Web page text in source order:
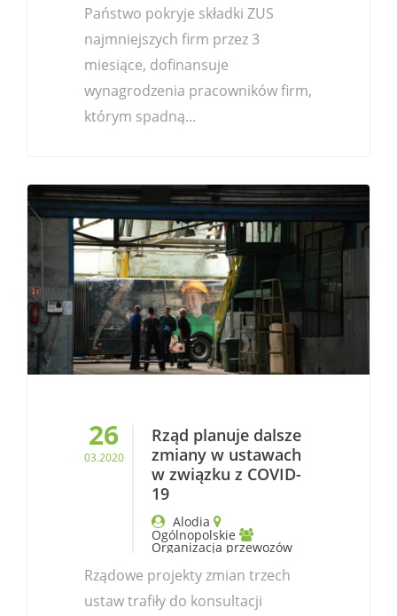
Państwo pokryje składki ZUS
najmniejszych firm przez 3
miesiące, dofinansuje
wynagrodzenia pracowników firm,
którym spadną...
26
03.2020
Rząd planuje dalsze
zmiany w ustawach
w związku z COVID-
19
Alodia
Ogólnopolskie
Organizacja przewozów
Rządowe projekty zmian trzech
ustaw trafiły do konsultacji